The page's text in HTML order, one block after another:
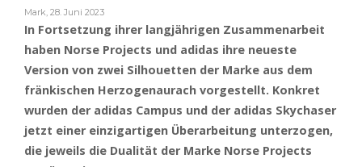
Mark 28. Juni 2023
In Fortsetzung ihrer langjährigen Zusammenarbeit
haben Norse Projects und adidas ihre neueste
Version von zwei Silhouetten der Marke aus dem
fränkischen Herzogenaurach vorgestellt. Konkret
wurden der adidas Campus und der adidas Skychaser
jetzt einer einzigartigen Überarbeitung unterzogen,
die jeweils die Dualität der Marke Norse Projects